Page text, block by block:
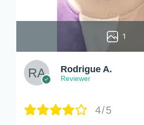
1
Rodrigue A.
Reviewer
4/5